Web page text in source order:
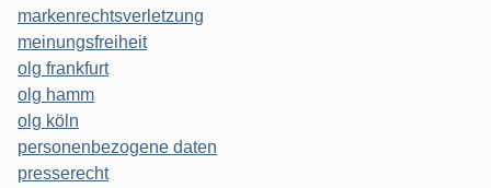
markenrechtsverletzung
meinungsfreiheit
olg frankfurt
olg hamm
olg köln
personenbezogene daten
presserecht